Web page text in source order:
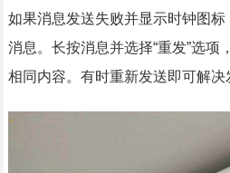
如果消息发送失败并显示时钟图
消息。长按消息并选择“重发”选项
相同内容。有时重新发送即可解决